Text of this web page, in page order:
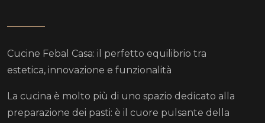
Cucine Febal Casa: il perfetto equilibrio tra
estetica, innovazione e funzionalità
La cucina è molto più di uno spazio dedicato alla
preparazione dei pasti: è il cuore pulsante della